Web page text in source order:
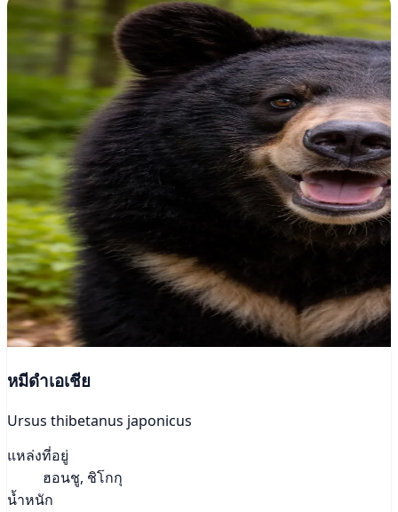
หมีดำเอเชีย
Ursus thibetanus japonicus
แหล่งที่อยู่
ฮอนชู, ชิโกกุ
น้ำหนัก